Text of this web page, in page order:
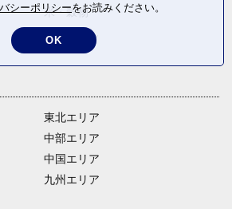
米・穀物
返礼品なし
東北エリア
中部エリア
中国エリア
九州エリア
シーポリシーをお読みください。
OK